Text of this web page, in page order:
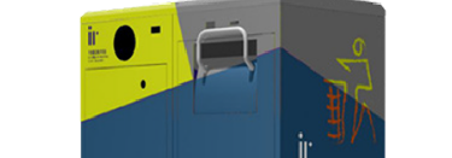
Các sản phẩm
Giới thiệu về chúng tôi